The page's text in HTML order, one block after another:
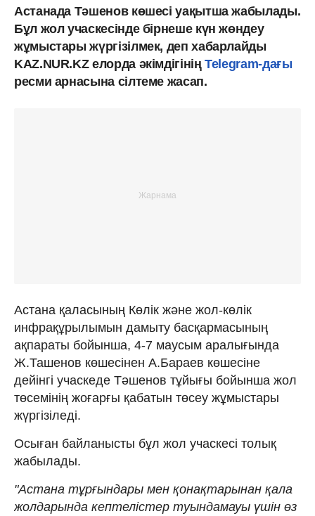
Астанада Тәшенов көшесі уақытша жабылады.
Бұл жол учаскесінде бірнеше күн жөндеу
жұмыстары жүргізілмек, деп хабарлайды
KAZ.NUR.KZ елорда әкімдігініңTelegram-дағы
ресми арнасына сілтеме жасап.
Астана қаласының Көлік және жол-көлік
инфрақұрылымын дамыту басқармасының
ақпараты бойынша, 4-7 маусым аралығында
Ж.Ташенов көшесінен А.Бараев көшесіне
дейінгі учаскеде Тәшенов тұйығы бойынша жол
төсемінің жоғарғы қабатын төсеу жұмыстары
жүргізіледі.
Осыған байланысты бұл жол учаскесі толық
жабылады.
"Астана тұрғындары мен қонақтарынан қала
жолдарында кептелістер туындамауы үшін өз